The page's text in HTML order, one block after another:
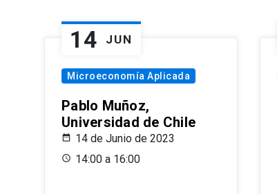
14 JUN
Microeconomía Aplicada
Pablo Muñoz,
Universidad de Chile
14 de Junio de 2023
14:00 a 16:00